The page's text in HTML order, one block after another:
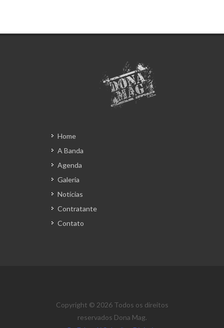
Home
A Banda
Agenda
Galeria
Notícias
Contratante
Contato
Copyright © 2026 Todos os direitos
reservados Dona Mag.